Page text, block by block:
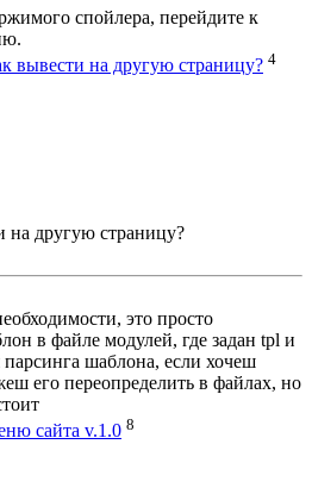
спойлера, перейдите к
вывести на другую страницу? 4
на другую страницу?
это просто
в файле модулей, где задан tpl и
парсинга шаблона, если хочеш
его переопределить в файлах, но
сайта v.1.0 8